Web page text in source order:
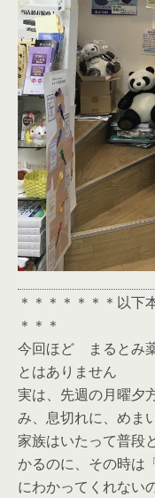
＊＊＊＊＊＊＊以下
＊＊＊
今回ほど まるとみ
とはありません
実は、先週の月曜
み、息切れに、めま
家族はいたって普段
かるのに、その時は
にわかってくれない